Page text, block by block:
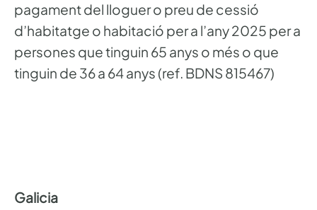
pagament del lloguer o preu de cessió
d’habitatge o habitació per a l’any 2025 per a
persones que tinguin 65 anys o més o que
tinguin de 36 a 64 anys (ref. BDNS 815467)
Galicia